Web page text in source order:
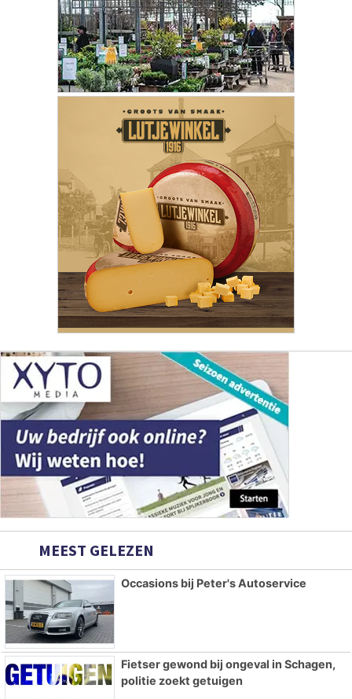
MEEST GELEZEN
Occasions bij Peter's Autoservice
Fietser gewond bij ongeval in Schagen,
politie zoekt getuigen